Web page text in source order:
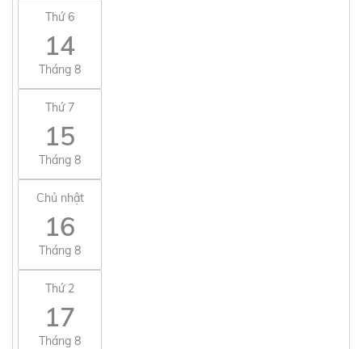
Thứ 6
14
Tháng 8
Thứ 7
15
Tháng 8
Chủ nhật
16
Tháng 8
Thứ 2
17
Tháng 8